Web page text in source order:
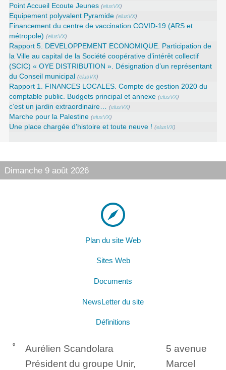
Point Accueil Ecoute Jeunes (elusVX)
Equipement polyvalent Pyramide (elusVX)
Financement du centre de vaccination COVID-19 (ARS et
métropole) (elusVX)
Rapport 5. DEVELOPPEMENT ECONOMIQUE. Participation de
la Ville au capital de la Société coopérative d’intérêt collectif
(SCIC) « OYE DISTRIBUTION ». Désignation d’un représentant
du Conseil municipal (elusVX)
Rapport 1. FINANCES LOCALES. Compte de gestion 2020 du
comptable public. Budgets principal et annexe (elusVX)
c’est un jardin extraordinaire… (elusVX)
Marche pour la Palestine (elusVX)
Une place chargée d’histoire et toute neuve ! (elusVX)
Dimanche 9 août 2026
Plan du site Web
Sites Web
Documents
NewsLetter du site
Définitions
Aurélien Scandolara
Président du groupe Unir,
5 avenue
Marcel